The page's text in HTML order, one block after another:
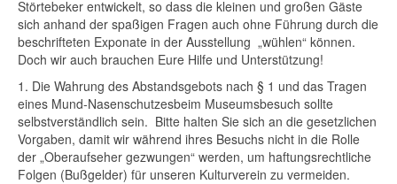
Störtebeker entwickelt, so dass die kleinen und großen Gäste
sich anhand der spaßigen Fragen auch ohne Führung durch die
beschrifteten Exponate in der Ausstellung „wühlen“ können.
Doch wir auch brauchen Eure Hilfe und Unterstützung!
1. Die Wahrung des Abstandsgebots nach § 1 und das Tragen
eines Mund-Nasenschutzesbeim Museumsbesuch sollte
selbstverständlich sein. Bitte halten Sie sich an die gesetzlichen
Vorgaben, damit wir während ihres Besuchs nicht in die Rolle
der „Oberaufseher gezwungen“ werden, um haftungsrechtliche
Folgen (Bußgelder) für unseren Kulturverein zu vermeiden.